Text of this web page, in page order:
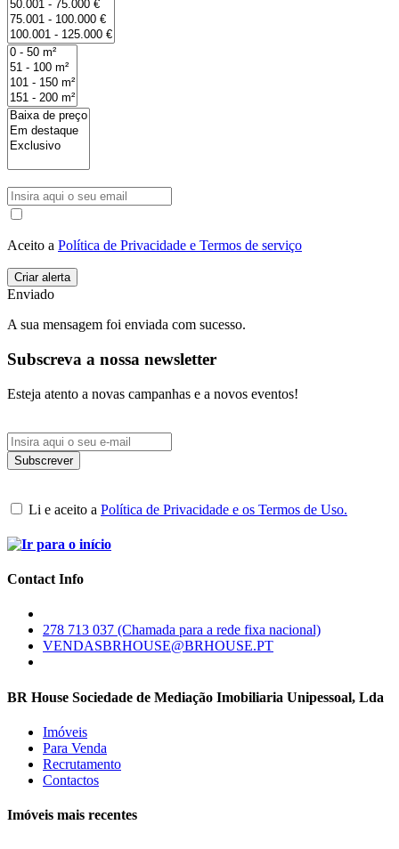
Aceito a Política de Privacidade e Termos de serviço
Enviado
A sua mensagem foi enviada com sucesso.
Subscreva a nossa newsletter
Esteja atento a novas campanhas e a novos eventos!
Li e aceito a Política de Privacidade e os Termos de Uso.
Contact Info
278 713 037 (Chamada para a rede fixa nacional)
VENDASBRHOUSE@BRHOUSE.PT
BR House Sociedade de Mediação Imobiliaria Unipessoal, Lda
Imóveis
Para Venda
Recrutamento
Contactos
Imóveis mais recentes